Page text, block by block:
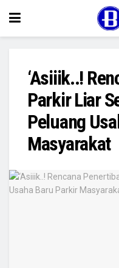
‘Asiiik..!
Parkir Liar
Peluang
Masyarakat